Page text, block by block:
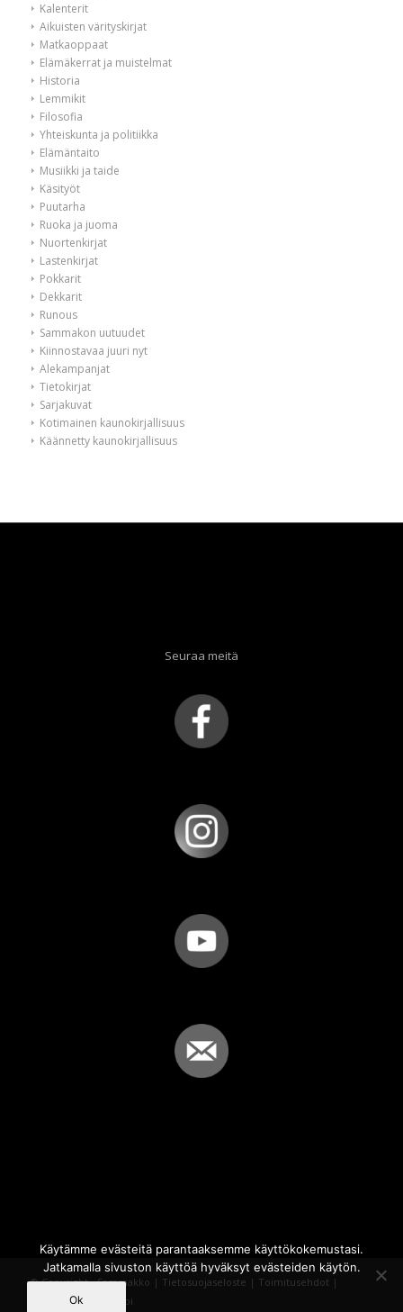
Kalenterit
Aikuisten värityskirjat
Matkaoppaat
Elämäkerrat ja muistelmat
Historia
Lemmikit
Filosofia
Yhteiskunta ja politiikka
Elämäntaito
Musiikki ja taide
Käsityöt
Puutarha
Ruoka ja juoma
Nuortenkirjat
Lastenkirjat
Pokkarit
Dekkarit
Runous
Sammakon uutuudet
Kiinnostavaa juuri nyt
Alekampanjat
Tietokirjat
Sarjakuvat
Kotimainen kaunokirjallisuus
Käännetty kaunokirjallisuus
Seuraa meitä
© Copyright - Sammakko | Tietosuojaseloste | Toimitusehdot |
Powered by
iQWebbi
Käytämme evästeitä parantaaksemme käyttökokemustasi.
Jatkamalla sivuston käyttöä hyväksyt evästeiden käytön.
Ok